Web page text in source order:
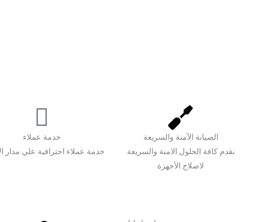
الصيانة الآمنة والسريعة
نقدم كاقة الحلول الامنة والسريعة
لاصلاح الأجهزة
خدمة عملاء
خدمة عملاء احترافية علي مدار